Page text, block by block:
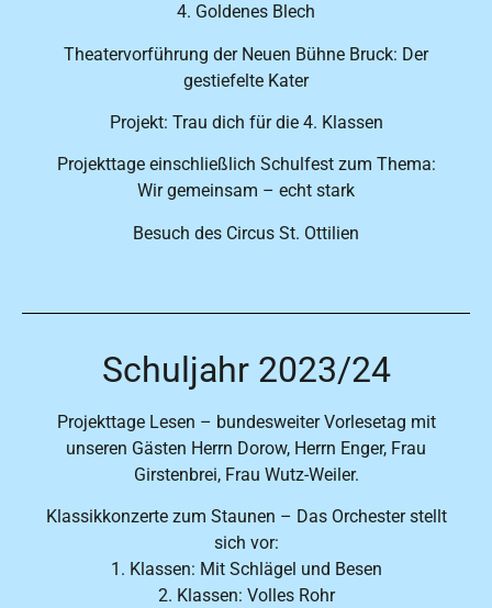
4. Goldenes Blech
Theatervorführung der Neuen Bühne Bruck: Der
gestiefelte Kater
Projekt: Trau dich für die 4. Klassen
Projekttage einschließlich Schulfest zum Thema:
Wir gemeinsam – echt stark
Besuch des Circus St. Ottilien
Schuljahr 2023/24
Projekttage Lesen – bundesweiter Vorlesetag mit
unseren Gästen Herrn Dorow, Herrn Enger, Frau
Girstenbrei, Frau Wutz-Weiler.
Klassikkonzerte zum Staunen – Das Orchester stellt
sich vor:
1. Klassen: Mit Schlägel und Besen
2. Klassen: Volles Rohr